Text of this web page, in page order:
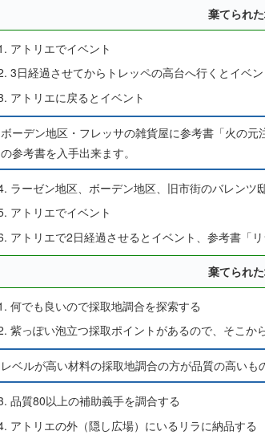
棄てられ
アトリエでイベント
3日経過させてからトレッペの高台へ行くとイベン
アトリエに戻るとイベント
ボーデン地区・フレッサの雑貨屋に参考書「火の
の参考書を入手出来ます。
ラーゼン地区、ボーデン地区、旧市街のバレンツ
アトリエでイベント
アトリエで2日経過させるとイベント、参考書「
棄てられ
何でも良いので採取地調合を探索する
紫っぽい泡立つ採取ポイントがあるので、そこか
レベルが高い材料の採取地調合の方が品質の高いも
品質80以上の補助義手を調合する
アトリエの外（隠し広場）にいるリラに納品する